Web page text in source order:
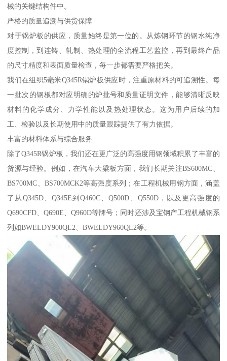
械的关键结构件中。
严格的质量追溯与供货保障
对于锅炉板的供应，质量始终是第一位的。从炼钢环节的钢水纯净
度控制，到连铸、轧制、热处理的全流程工艺监控，再到最终产品
的尺寸精度和表面质量检查，每一步都需要严格把关。
我们在组织5毫米Q345R锅炉板供应时，注重原材料的可追溯性。每
一批次的钢板都对应明确的炉批号和质量证明文件，能够清晰反映
材料的化学成分、力学性能以及热处理状态。这为用户后续的加
工、检验以及长期使用中的质量跟踪提供了有力依据。
丰富的材料体系与综合服务
除了Q345R锅炉板，我们还在更广泛的高强度用钢领域积累了丰富的
货源与经验。例如，在汽车大梁板方面，我们长期关注BS600MC、
BS700MC、BS700MCK2等高强度系列；在工程机械用钢方面，涵盖
了从Q345D、Q345E到Q460C、Q500D、Q550D，以及更高强度的
Q690CFD、Q690E、Q960D等牌号；同时还涉及宝钢产工程机械钢系
列如BWELDY900QL2、BWELDY960QL2等。